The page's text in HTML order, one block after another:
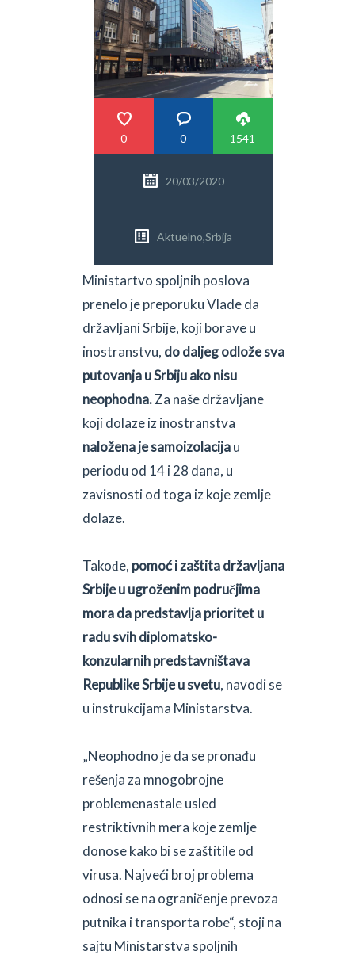
PRETRAGA
0 0 1541
20/03/2020
Aktuelno,Srbija
Ministartvo spoljnih poslova
prenelo je preporuku Vlade da
državljani Srbije, koji borave u
inostranstvu, do daljeg odlože sva
putovanja u Srbiju ako nisu
neophodna.Za naše državljane
koji dolaze iz inostranstva
naložena je samoizolacijau
periodu od 14 i 28 dana, u
zavisnosti od toga iz koje zemlje
dolaze.
Takođe, pomoć i zaštita državljana
Srbije u ugroženim područjima
mora da predstavlja prioritet u
radu svih diplomatsko-
konzularnih predstavništava
Republike Srbije u svetu, navodi se
u instrukcijama Ministarstva.
„Neophodno je da se pronađu
rešenja za mnogobrojne
problemenastale usled
restriktivnih mera koje zemlje
donose kako bi se zaštitile od
virusa. Najveći broj problema
odnosi se na ograničenje prevoza
putnika i transporta robe“, stoji na
sajtu Ministarstva spoljnih